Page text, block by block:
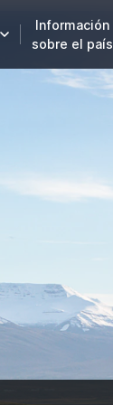
Información
sobre el país